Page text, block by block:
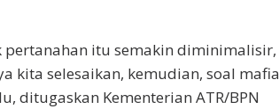
itu semakin diminimalisir,
kita selesaikan, kemudian, soal mafia
ditugaskan Kementerian ATR/BPN